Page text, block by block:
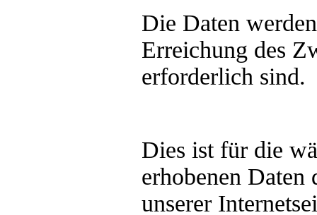
Die Daten
Erreichung des
erforderlich sind.
Dies ist für die
erhobenen
unserer